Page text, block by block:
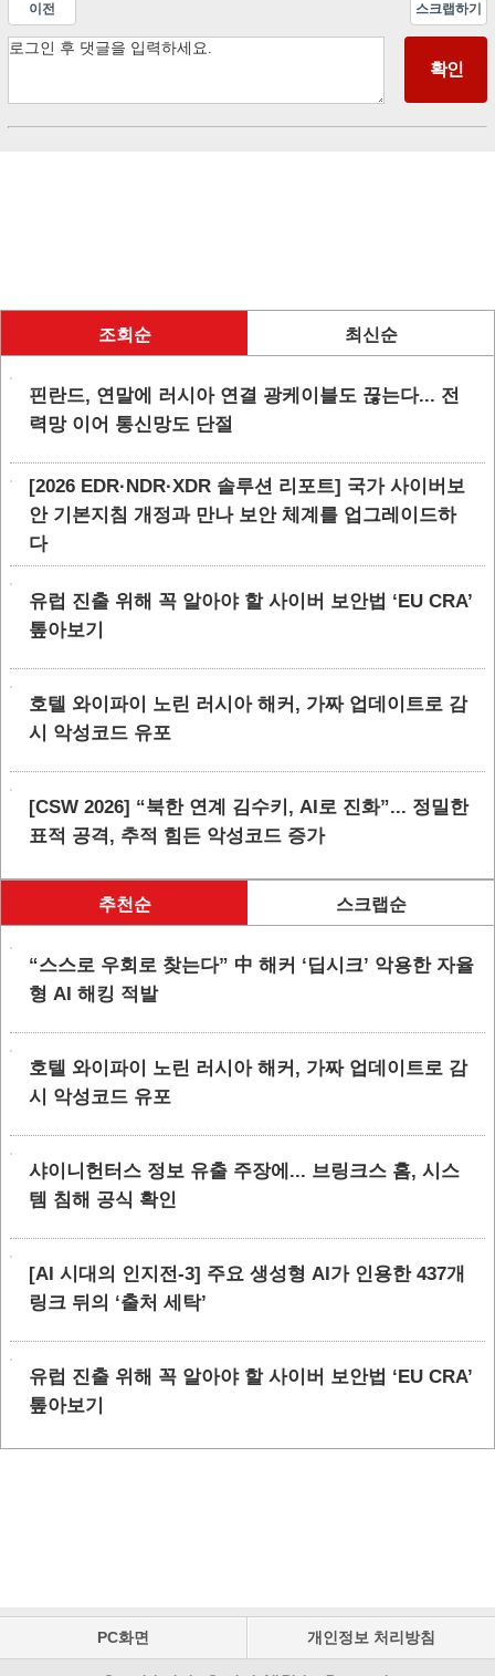
이전 스크랩하기
조회순 최신순
핀란드, 연말에 러시아 연결 광케이블도 끊는다... 전
력망 이어 통신망도 단절
[2026 EDR·NDR·XDR 솔루션 리포트] 국가 사이버보
안 기본지침 개정과 만나 보안 체계를 업그레이드하
다
유럽 진출 위해 꼭 알아야 할 사이버 보안법 ‘EU CRA’
톺아보기
호텔 와이파이 노린 러시아 해커, 가짜 업데이트로 감
시 악성코드 유포
[CSW 2026] “북한 연계 김수키, AI로 진화”... 정밀한
표적 공격, 추적 힘든 악성코드 증가
추천순 스크랩순
“스스로 우회로 찾는다” 中 해커 ‘딥시크’ 악용한 자율
형 AI 해킹 적발
호텔 와이파이 노린 러시아 해커, 가짜 업데이트로 감
시 악성코드 유포
샤이니헌터스 정보 유출 주장에... 브링크스 홈, 시스
템 침해 공식 확인
[AI 시대의 인지전-3] 주요 생성형 AI가 인용한 437개
링크 뒤의 ‘출처 세탁’
유럽 진출 위해 꼭 알아야 할 사이버 보안법 ‘EU CRA’
톺아보기
PC화면 개인정보 처리방침